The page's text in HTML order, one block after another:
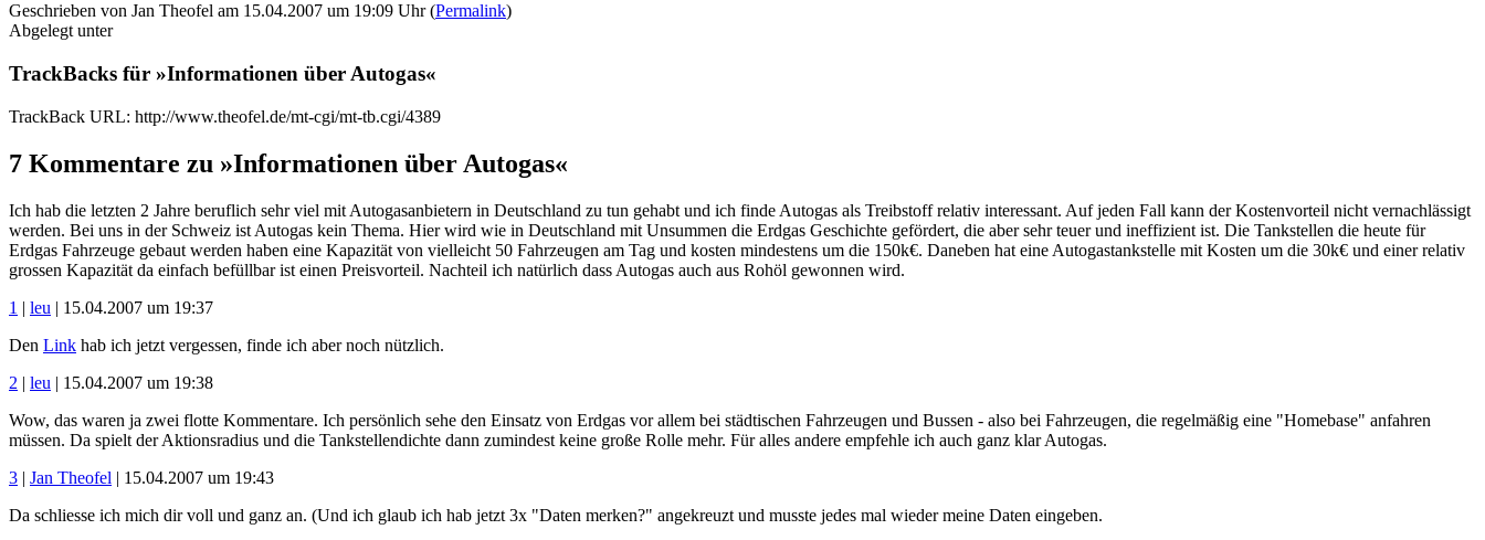
Geschrieben von Jan Theofel am 15.04.2007 um 19:09 Uhr (Permalink)
Abgelegt unter
TrackBacks für »Informationen über Autogas«
TrackBack URL: http://www.theofel.de/mt-cgi/mt-tb.cgi/4389
7 Kommentare zu »Informationen über Autogas«
Ich hab die letzten 2 Jahre beruflich sehr viel mit Autogasanbietern in Deutschland zu tun gehabt und ich finde Autogas als Treibstoff relativ interessant. Auf jeden Fall kann der Kostenvorteil nicht vernachlässigt
werden. Bei uns in der Schweiz ist Autogas kein Thema. Hier wird wie in Deutschland mit Unsummen die Erdgas Geschichte gefördert, die aber sehr teuer und ineffizient ist. Die Tankstellen die heute für
Erdgas Fahrzeuge gebaut werden haben eine Kapazität von vielleicht 50 Fahrzeugen am Tag und kosten mindestens um die 150k€. Daneben hat eine Autogastankstelle mit Kosten um die 30k€ und einer relativ
grossen Kapazität da einfach befüllbar ist einen Preisvorteil. Nachteil ich natürlich dass Autogas auch aus Rohöl gewonnen wird.
1 | leu | 15.04.2007 um 19:37
Den Link hab ich jetzt vergessen, finde ich aber noch nützlich.
2 | leu | 15.04.2007 um 19:38
Wow, das waren ja zwei flotte Kommentare. Ich persönlich sehe den Einsatz von Erdgas vor allem bei städtischen Fahrzeugen und Bussen - also bei Fahrzeugen, die regelmäßig eine "Homebase" anfahren
müssen. Da spielt der Aktionsradius und die Tankstellendichte dann zumindest keine große Rolle mehr. Für alles andere empfehle ich auch ganz klar Autogas.
3 | Jan Theofel | 15.04.2007 um 19:43
Da schliesse ich mich dir voll und ganz an. (Und ich glaub ich hab jetzt 3x "Daten merken?" angekreuzt und musste jedes mal wieder meine Daten eingeben.